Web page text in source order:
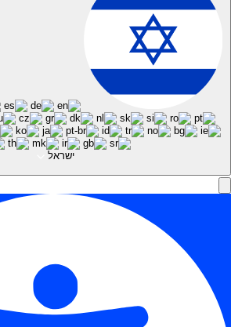
ישראל